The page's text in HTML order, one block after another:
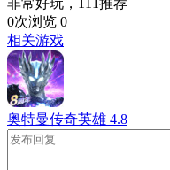
0次浏览 0
相关游戏
奥特曼传奇英雄 4.8